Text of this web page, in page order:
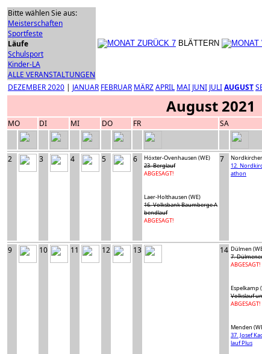
Bitte wählen Sie aus:
Meisterschaften
Sportfeste
Läufe
Schulsport
Kinder-LA
ALLE VERANSTALTUNGEN
BLÄTTERN
DEZEMBER 2020 | JANUAR FEBRUAR MÄRZAPRIL MAI JUNI JULIAUGUST
August 2021
MO DI MI DO FR SA
2 3 4 5 6
Höxter-Ovenhausen (WE)
23. Berglauf
ABGESAGT!
Laer-Holthausen (WE)
16. Volksbank Baumberge A
bendlauf
ABGESAGT!
7
12.
athon
9 10 11 12 13 14 Dülmen
7.
ABGESAGT!
Espelkamp
Volkslauf
ABGESAGT!
Menden
37. Josef
lauf Plus